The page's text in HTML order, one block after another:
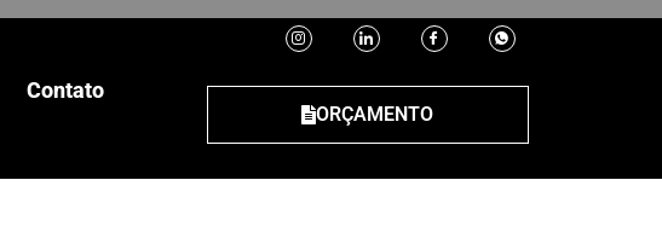
Contato
ORÇAMENTO